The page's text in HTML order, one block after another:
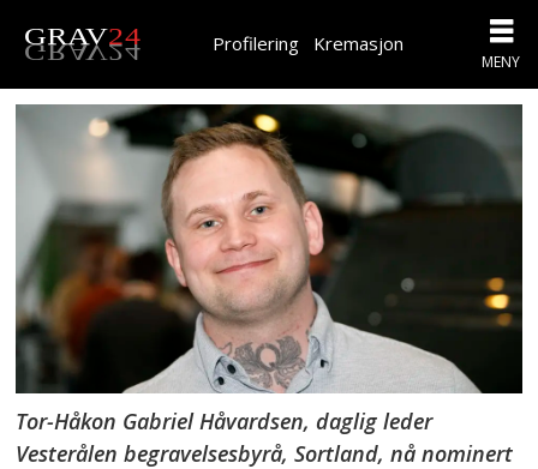
Profilering Kremasjon
Tor-Håkon Gabriel Håvardsen, daglig leder
Vesterålen begravelsesbyrå, Sortland, nå nominert